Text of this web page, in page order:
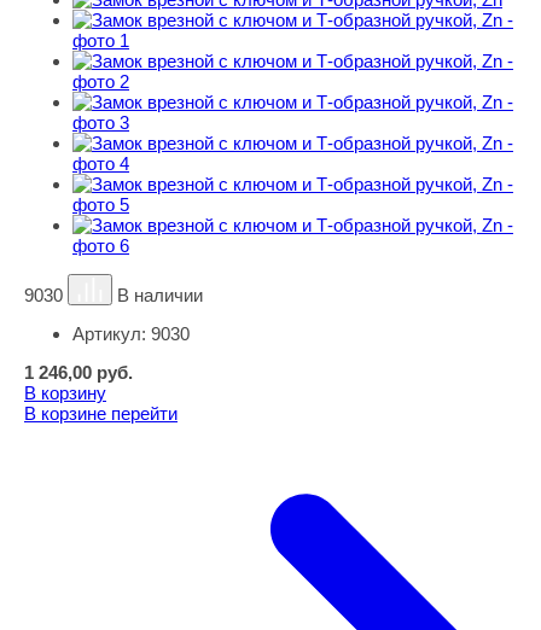
9030
В наличии
Артикул: 9030
1 246,00 руб.
В корзину
В корзине перейти